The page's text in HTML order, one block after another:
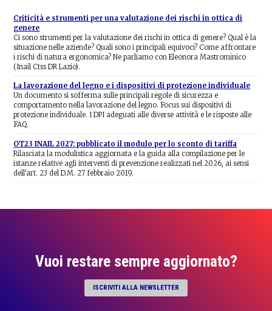
Criticità e strumenti per una valutazione dei rischi in ottica di
genere
Ci sono strumenti per la valutazione dei rischi in ottica di genere? Qual è la
situazione nelle aziende? Quali sono i principali equivoci? Come affrontare
i rischi di natura ergonomica? Ne parliamo con Eleonora Mastrominico
(Inail Ctss DR Lazio).
La lavorazione del legno e i dispositivi di protezione individuale
Un documento si sofferma sulle principali regole di sicurezza e
comportamento nella lavorazione del legno. Focus sui dispositivi di
protezione individuale. I DPI adeguati alle diverse attività e le risposte alle
FAQ.
OT23 INAIL 2027: pubblicato il modulo per lo sconto di tariffa
Rilasciata la modulistica aggiornata e la guida alla compilazione per le
istanze relative agli interventi di prevenzione realizzati nel 2026, ai sensi
dell'art. 23 del D.M. 27 febbraio 2019.
Vuoi restare sempre aggiornato?
ISCRIVITI ALLA NEWSLETTER